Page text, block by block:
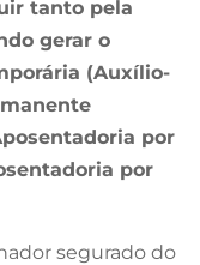
tanto pela
gerar o
(Auxílio-
por
por
segurado do